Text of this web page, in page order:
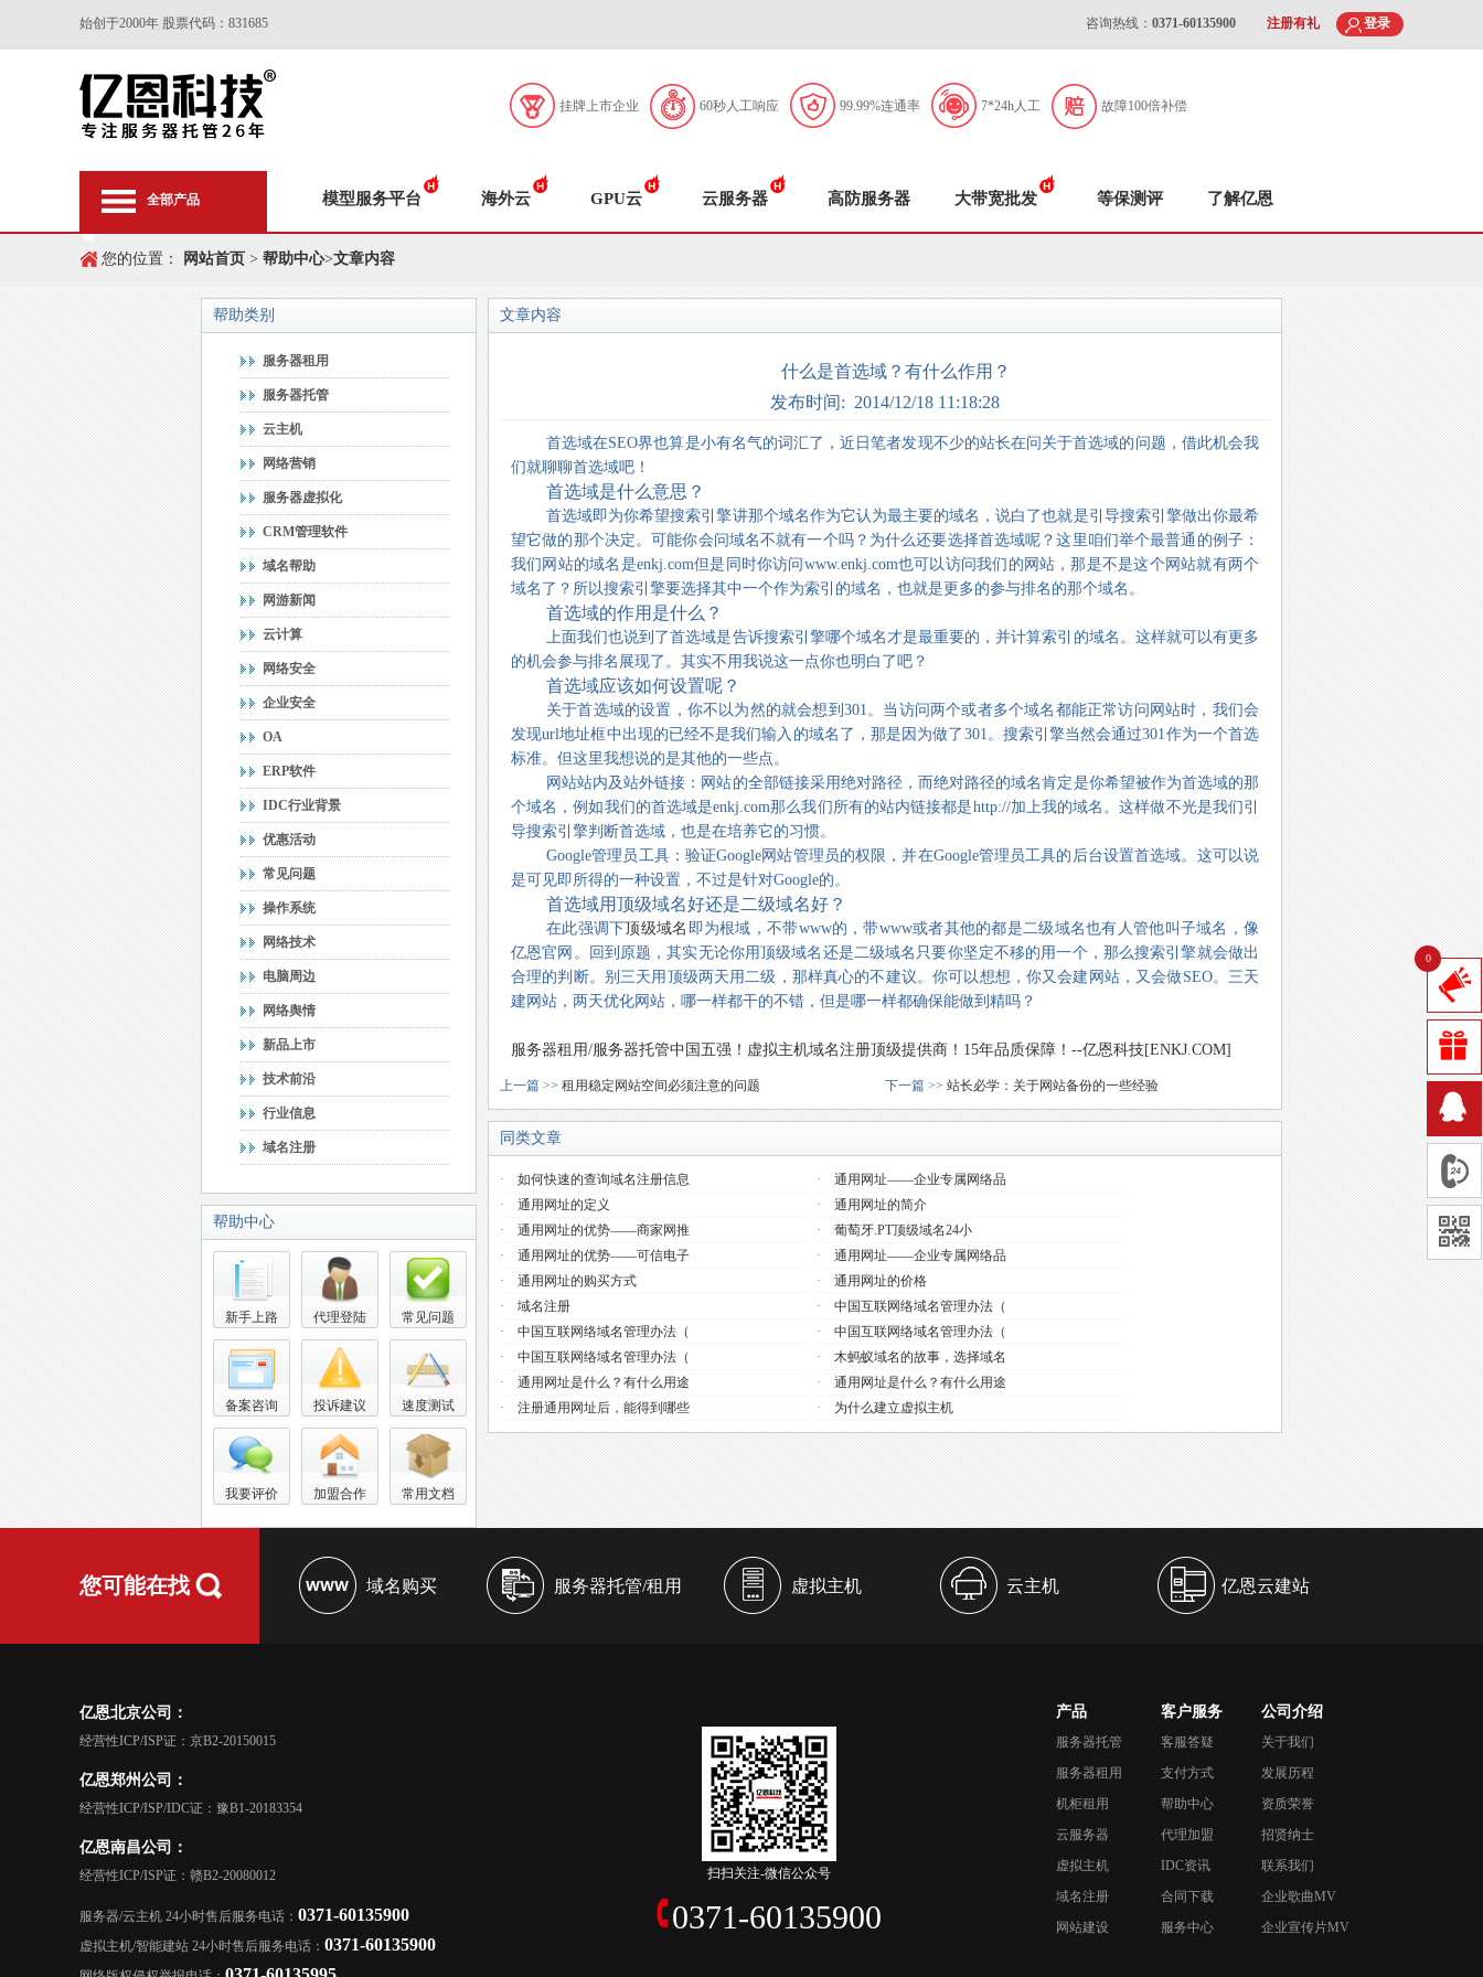
始创于2000年 股票代码：831685 咨询热线： 0371-60135900 注册有礼 登录
挂牌上市企业 60秒人工响应 99.99%连通率 7*24h人工 故障100倍补偿
全部产品 模型服务平台 海外云 GPU云 云服务器 高防服务器 大带宽批发 等保测评 了解亿恩
您的位置： 网站首页 > 帮助中心>文章内容
帮助类别
服务器租用
服务器托管
云主机
网络营销
服务器虚拟化
CRM管理软件
域名帮助
网游新闻
云计算
网络安全
企业安全
OA
ERP软件
IDC行业背景
优惠活动
常见问题
操作系统
网络技术
电脑周边
网络舆情
新品上市
技术前沿
行业信息
域名注册
帮助中心
新手上路 代理登陆 常见问题
备案咨询 投诉建议 速度测试
我要评价 加盟合作 常用文档
文章内容
什么是首选域？有什么作用？
发布时间: 2014/12/18 11:18:28
首选域在SEO界也算是小有名气的词汇了，近日笔者发现不少的站长在问关于首选域的问题，借此机会我
们就聊聊首选域吧！
首选域是什么意思？
首选域即为你希望搜索引擎讲那个域名作为它认为最主要的域名，说白了也就是引导搜索引擎做出你最希
望它做的那个决定。可能你会问域名不就有一个吗？为什么还要选择首选域呢？这里咱们举个最普通的例子：
我们网站的域名是enkj.com但是同时你访问www.enkj.com也可以访问我们的网站，那是不是这个网站就有两个
域名了？所以搜索引擎要选择其中一个作为索引的域名，也就是更多的参与排名的那个域名。
首选域的作用是什么？
上面我们也说到了首选域是告诉搜索引擎哪个域名才是最重要的，并计算索引的域名。这样就可以有更多
的机会参与排名展现了。其实不用我说这一点你也明白了吧？
首选域应该如何设置呢？
关于首选域的设置，你不以为然的就会想到301。当访问两个或者多个域名都能正常访问网站时，我们会
发现url地址框中出现的已经不是我们输入的域名了，那是因为做了301。搜索引擎当然会通过301作为一个首选
标准。但这里我想说的是其他的一些点。
网站站内及站外链接：网站的全部链接采用绝对路径，而绝对路径的域名肯定是你希望被作为首选域的那
个域名，例如我们的首选域是enkj.com那么我们所有的站内链接都是http://加上我的域名。这样做不光是我们引
导搜索引擎判断首选域，也是在培养它的习惯。
Google管理员工具：验证Google网站管理员的权限，并在Google管理员工具的后台设置首选域。这可以说
是可见即所得的一种设置，不过是针对Google的。
首选域用顶级域名好还是二级域名好？
在此强调下顶级域名 即为根域，不带www的，带www或者其他的都是二级域名也有人管他叫子域名，像
亿恩官网。回到原题，其实无论你用顶级域名还是二级域名只要你坚定不移的用一个，那么搜索引擎就会做出
合理的判断。别三天用顶级两天用二级，那样真心的不建议。你可以想想，你又会建网站，又会做SEO。三天
建网站，两天优化网站，哪一样都干的不错，但是哪一样都确保能做到精吗？
服务器租用/服务器托管中国五强！虚拟主机域名注册顶级提供商！15年品质保障！--亿恩科技[ENKJ.COM]
上一篇 >> 租用稳定网站空间必须注意的问题 下一篇 >> 站长必学：关于网站备份的一些经验
同类文章
· 如何快速的查询域名注册信息 ·通用网址——企业专属网络品
· 通用网址的定义 ·通用网址的简介
· 通用网址的优势——商家网推 ·葡萄牙.PT顶级域名24小
· 通用网址的优势——可信电子 ·通用网址——企业专属网络品
· 通用网址的购买方式 ·通用网址的价格
· 域名注册 ·中国互联网络域名管理办法（
· 中国互联网络域名管理办法（ ·中国互联网络域名管理办法（
· 中国互联网络域名管理办法（ ·木蚂蚁域名的故事，选择域名
· 通用网址是什么？有什么用途 ·通用网址是什么？有什么用途
· 注册通用网址后，能得到哪些 · 为什么建立虚拟主机
您可能在找 域名购买 服务器托管/租用 虚拟主机 云主机 亿恩云建站
亿恩北京公司：
经营性ICP/ISP证：京B2-20150015
亿恩郑州公司：
经营性ICP/ISP/IDC证：豫B1-20183354
亿恩南昌公司：
经营性ICP/ISP证：赣B2-20080012
服务器/云主机 24小时售后服务电话： 0371-60135900
虚拟主机/智能建站 24小时售后服务电话： 0371-60135900
扫扫关注-微信公众号
0371-60135900
产品
服务器托管
服务器租用
机柜租用
云服务器
虚拟主机
域名注册
网站建设
客户服务
客服答疑
支付方式
帮助中心
代理加盟
IDC资讯
合同下载
服务中心
公司介绍
关于我们
发展历程
资质荣誉
招贤纳士
联系我们
企业歌曲MV
企业宣传片MV
0